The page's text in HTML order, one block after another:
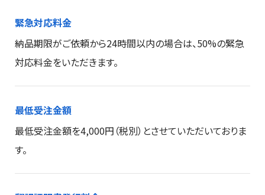
緊急対応料金
納品期限がご依頼から24時間以内の場合は、50%の緊急
対応料金をいただきます。
最低受注金額
最低受注金額を4,000円（税別）とさせていただいておりま
す。